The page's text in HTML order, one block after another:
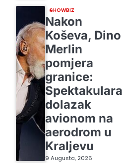
SHOWBIZ
Nakon
Koševa, Dino
Merlin
pomjera
granice:
dolazak
avionom na
aerodrom u
Kraljevu
9 Augusta, 2026